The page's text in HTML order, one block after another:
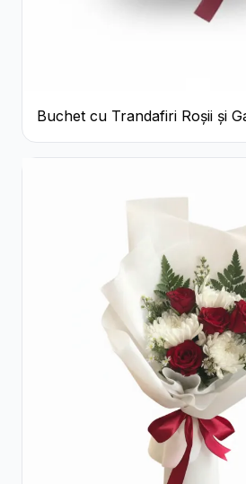
Buchet cu Trandafiri Roșii și
Roz Pal